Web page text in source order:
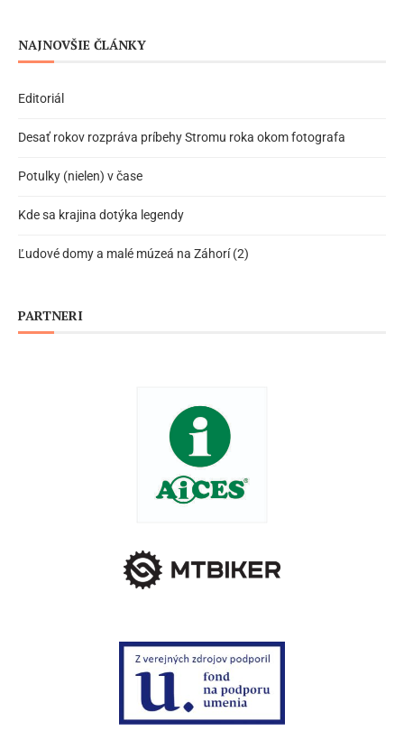
NAJNOVŠIE ČLÁNKY
Editoriál
Desať rokov rozpráva príbehy Stromu roka okom fotografa
Potulky (nielen) v čase
Kde sa krajina dotýka legendy
Ľudové domy a malé múzeá na Záhorí (2)
PARTNERI